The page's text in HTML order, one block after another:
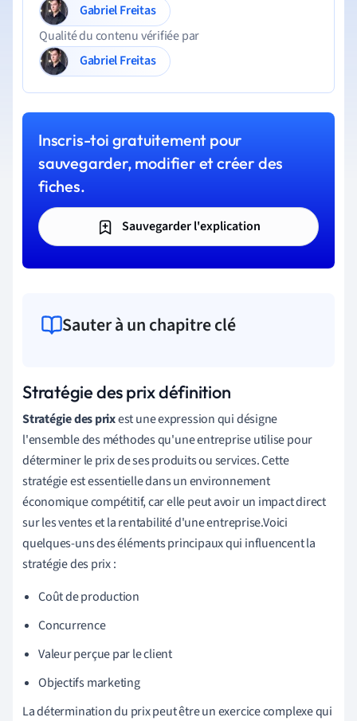
Gabriel Freitas
Qualité du contenu vérifiée par
Gabriel Freitas
Inscris-toi gratuitement pour
sauvegarder, modifier et créer des
fiches.
Sauvegarder l'explication
Sauter à un chapitre clé
Stratégie des prix définition
Stratégie des prixest une expression qui désigne
l'ensemble des méthodes qu'une entreprise utilise pour
déterminer le prix de ses produits ou services. Cette
stratégie est essentielle dans un environnement
économique compétitif, car elle peut avoir un impact direct
sur les ventes et la rentabilité d'une entreprise.Voici
quelques-uns des éléments principaux qui influencent la
stratégie des prix :
Coût de production
Concurrence
Valeur perçue par le client
Objectifs marketing
La détermination du prix peut être un exercice complexe qui